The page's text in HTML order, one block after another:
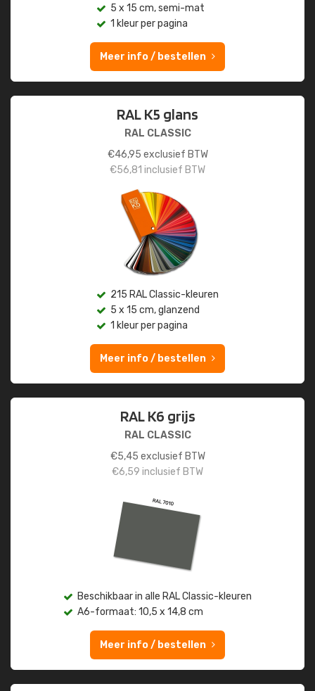
5 x 15 cm, semi-mat
1 kleur per pagina
Meer info / bestellen
RAL K5 glans
RAL CLASSIC
€46,95 exclusief BTW
€56,81 inclusief BTW
215 RAL Classic-kleuren
5 x 15 cm, glanzend
1 kleur per pagina
Meer info / bestellen
RAL K6 grijs
RAL CLASSIC
€5,45 exclusief BTW
€6,59 inclusief BTW
Beschikbaar in alle RAL Classic-kleuren
A6-formaat: 10,5 x 14,8 cm
Meer info / bestellen